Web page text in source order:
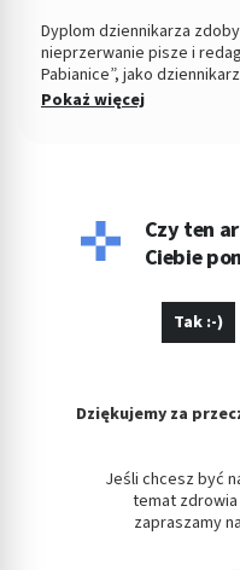
Dyplom dziennikarza
nieprzerwanie pisze i
Pabianice”, jako
naczelnego i PR-owiec,
Pokaż więcej
Czy ten
Ciebie
Tak :-)
Dziękujemy za
Jeśli chcesz być
temat
zapraszamy